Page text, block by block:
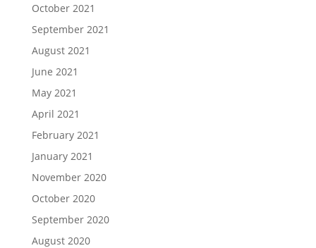
October 2021
September 2021
August 2021
June 2021
May 2021
April 2021
February 2021
January 2021
November 2020
October 2020
September 2020
August 2020